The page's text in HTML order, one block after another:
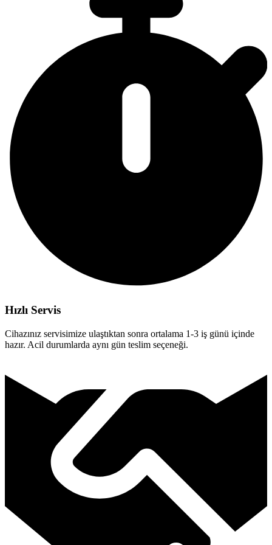
Hızlı Servis
Cihazınız servisimize ulaştıktan sonra ortalama 1-3 iş günü içinde
hazır. Acil durumlarda aynı gün teslim seçeneği.